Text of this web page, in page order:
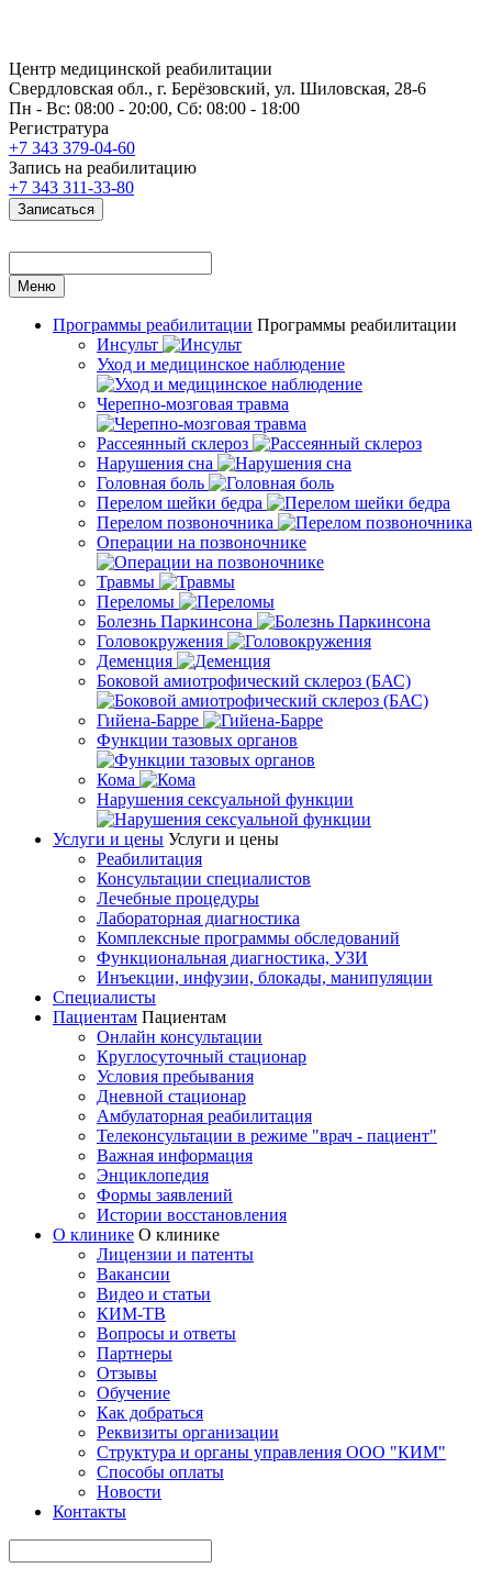
Центр медицинской реабилитации
Свердловская обл., г. Берёзовский, ул. Шиловская, 28-6
Пн - Вс: 08:00 - 20:00, Сб: 08:00 - 18:00
Регистратура
+7 343 379-04-60
Запись на реабилитацию
+7 343 311-33-80
Записаться
Меню
Программы реабилитации Программы реабилитации
Инсульт
Уход и медицинское наблюдение
Черепно-мозговая травма
Рассеянный склероз
Нарушения сна
Головная боль
Перелом шейки бедра
Перелом позвоночника
Операции на позвоночнике
Травмы
Переломы
Болезнь Паркинсона
Головокружения
Деменция
Боковой амиотрофический склероз (БАС)
Гийена-Барре
Функции тазовых органов
Кома
Нарушения сексуальной функции
Услуги и цены Услуги и цены
Реабилитация
Консультации специалистов
Лечебные процедуры
Лабораторная диагностика
Комплексные программы обследований
Функциональная диагностика, УЗИ
Инъекции, инфузии, блокады, манипуляции
Специалисты
Пациентам Пациентам
Онлайн консультации
Круглосуточный стационар
Условия пребывания
Дневной стационар
Амбулаторная реабилитация
Телеконсультации в режиме "врач - пациент"
Важная информация
Энциклопедия
Формы заявлений
Истории восстановления
О клинике О клинике
Лицензии и патенты
Вакансии
Видео и статьи
КИМ-ТВ
Вопросы и ответы
Партнеры
Отзывы
Обучение
Как добраться
Реквизиты организации
Структура и органы управления ООО "КИМ"
Способы оплаты
Новости
Контакты